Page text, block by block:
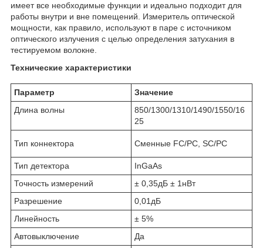
имеет все необходимые функции и идеально подходит для
работы внутри и вне помещений. Измеритель оптической
мощности, как правило, используют в паре с источником
оптического излучения с целью определения затухания в
тестируемом волокне.
Технические характеристики
Параметр
Значение
Длина волны
850/1300/1310/1490/1550/16
25
Тип коннектора Сменные FC/PC, SC/PC
Тип детектора
InGaAs
Точность измерений
± 0,35дБ ± 1нВт
Разрешение
0,01дБ
Линейность
± 5%
Автовыключение
Да